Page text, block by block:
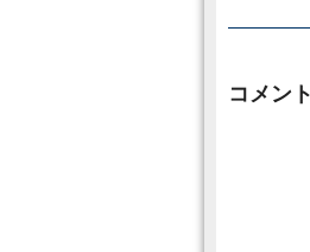
コメント